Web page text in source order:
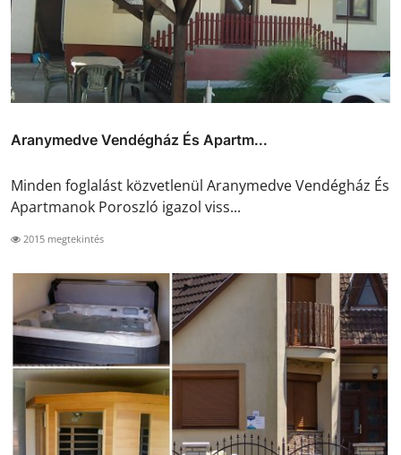
Aranymedve Vendégház És Apartm...
Minden foglalást közvetlenül Aranymedve Vendégház És
Apartmanok Poroszló igazol viss...
2015 megtekintés